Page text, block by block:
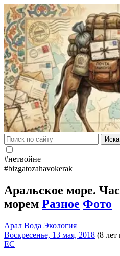
#нетвойне
#bizgatozahavokerak
Аральское море.
морем Разное Фото
Арал Вода Экология
Воскресенье, 13 мая, 2018 (8 лет
EC